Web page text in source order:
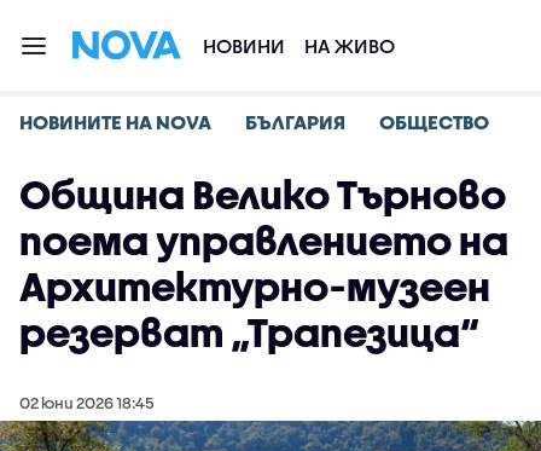
НОВИНИ НА ЖИВО
НОВИНИТЕ НА NOVA БЪЛГАРИЯ ОБЩЕСТВО
Община Велико Търново
поема управлението на
Архитектурно-музеен
резерват „Трапезица“
02 юни 2026 18:45